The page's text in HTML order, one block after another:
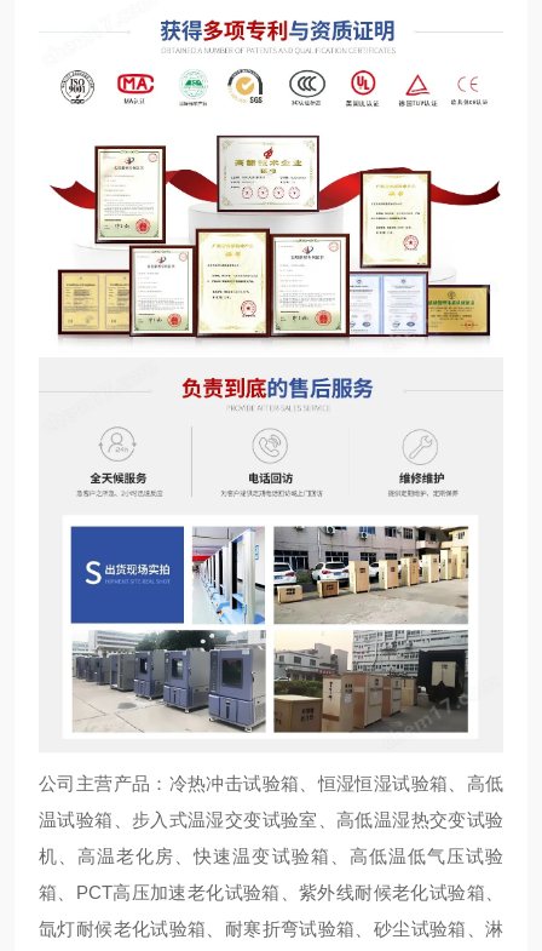
公司主营产品：冷热冲击试验箱、恒湿恒湿试验箱、高低
温试验箱、步入式温湿交变试验室、高低温湿热交变试验
机、高温老化房、快速温变试验箱、高低温低气压试验
箱、PCT高压加速老化试验箱、紫外线耐候老化试验箱、
氙灯耐候老化试验箱、耐寒折弯试验箱、砂尘试验箱、淋